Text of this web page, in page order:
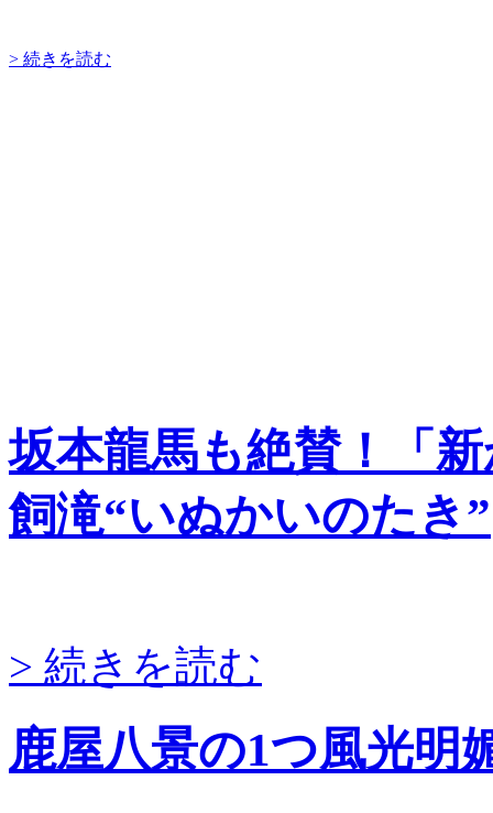
> 続きを読む
坂本龍馬も絶賛！「
飼滝“いぬかいのたき”
> 続きを読む
鹿屋八景の1つ風光明